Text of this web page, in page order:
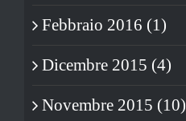
Febbraio 2016 (1)
Dicembre 2015 (4)
Novembre 2015 (10)